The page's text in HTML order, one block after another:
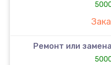
Ремонт или